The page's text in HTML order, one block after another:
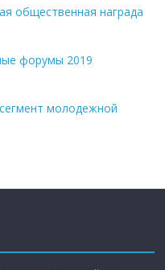
общественная награда
форумы 2019
молодежной